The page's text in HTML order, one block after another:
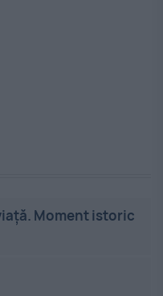
Moment istoric